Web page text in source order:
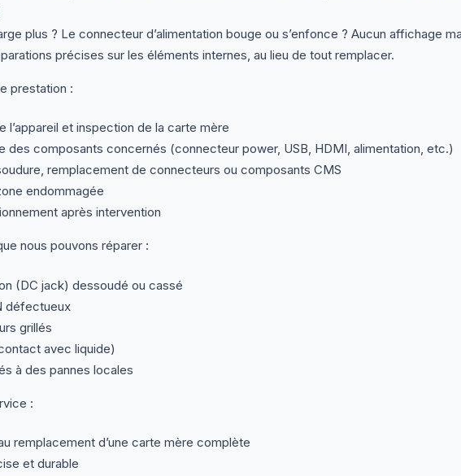
plus ? Le connecteur d’alimentation bouge ou s’enfonce ? Aucun affichage
précises sur les éléments internes, au lieu de tout remplacer.
prestation :
l’appareil et inspection de la carte mère
des composants concernés (connecteur power, USB, HDMI, alimentation, etc.)
remplacement de connecteurs ou composants CMS
endommagée
après intervention
nous pouvons réparer :
(DC jack) dessoudé ou cassé
défectueux
grillés
avec liquide)
à des pannes locales
:
remplacement d’une carte mère complète
et durable